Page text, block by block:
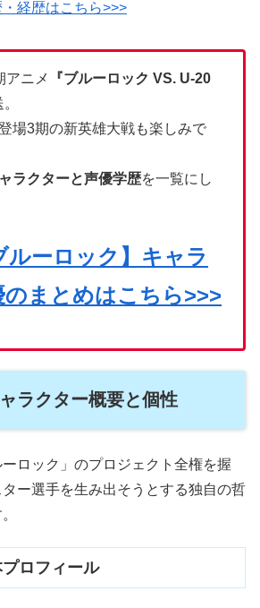
経歴はこちら>>>
アニメ
『ブルーロック VS. U-20
場3期の新英雄大戦も楽しみで
ラクターと声優学歴を一覧にし
ルーロック】キャラ
のまとめはこちら>>>
ラクター概要と個性
ロック」のプロジェクト全権を握
ー選手を生み出そうとする独自の哲
ロフィール